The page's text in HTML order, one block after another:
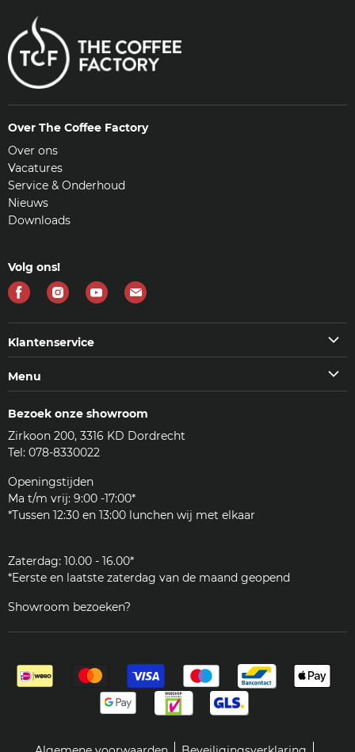
Over The Coffee Factory
Over ons
Vacatures
Service & Onderhoud
Nieuws
Downloads
Volg ons!
Vind
Facebook
Vind
op
Instagram
Vind
Youtube
Vind
E-
Klantenservice
Veelgestelde vragen (FAQ)
Reviews
Woordenlijst
Menu
Koffie & meer
Accessoires
Reinigingsmiddelen
Onderdelen
JURA
Klantenservice
Bezoek onze showroom
Zirkoon 200, 3316 KD Dordrecht
Tel: 078-8330022
Openingstijden
Ma t/m vrij: 9:00 -17:00*
*Tussen 12:30 en 13:00 lunchen wij met elkaar
Zaterdag: 10.00 - 16.00*
*Eerste en laatste zaterdag van de maand geopend
Showroom bezoeken?